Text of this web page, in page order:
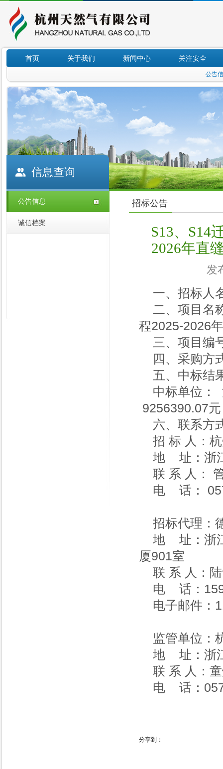
首页 关于我们 新闻中心 关注安全
公告
信息查询
公告信息
诚信档案
招标公告
S13、S14
2026年直
发
一、招标人
二、项目名
程2025-2026
三、项目编
四、采购方
五、中标结
中标单位：
9256390.07元
六、联系方
招 标 人：
地 址：浙
联 系 人：
电 话：
招标代理：
地 址：浙
厦901室
联 系 人：
电 话：
电子邮件：
监管单位：
地 址：浙
联 系 人：
电 话：
分享到：